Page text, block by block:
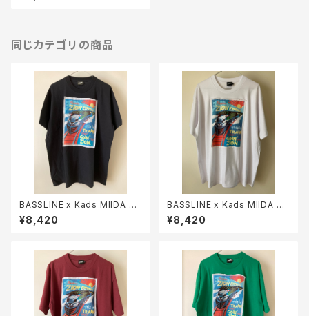
同じカテゴリの商品
BASSLINE x Kads MIIDA =
ZION EXPRESS TEE (Black)
¥8,420
BASSLINE x Kads MIIDA =
ZION EXPRESS TEE (White)
¥8,420